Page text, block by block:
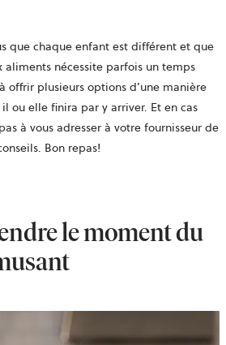
que chaque enfant est différent et que
aliments nécessite parfois un temps
offrir plusieurs options d’une manière
ou elle finira par y arriver. Et en cas
à vous adresser à votre fournisseur de
Bon repas!
le moment du